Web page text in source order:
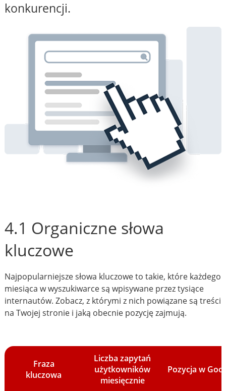
konkurencji.
4.1 Organiczne słowa
kluczowe
Najpopularniejsze słowa kluczowe to takie, które każdego
miesiąca w wyszukiwarce są wpisywane przez tysiące
internautów. Zobacz, z którymi z nich powiązane są treści
na Twojej stronie i jaką obecnie pozycję zajmują.
Fraza
kluczowa
Liczba zapytań
użytkowników
miesięcznie
Pozycja w